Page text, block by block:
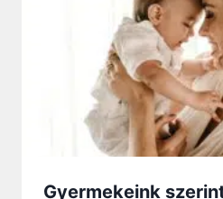
Gyermekeink